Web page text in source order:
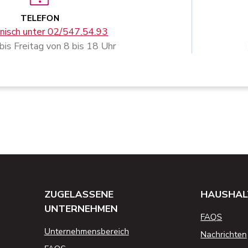
TELEFON
unter 02/547.54.93
Freitag von 8 bis 18 Uhr
ZUGELASSENE
UNTERNEHMEN
Unternehmensbereich
FAQS
Nachrichten